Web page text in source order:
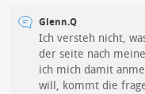
Glenn.Q
Ich versteh nicht,
der seite nach
ich mich damit
will, kommt die